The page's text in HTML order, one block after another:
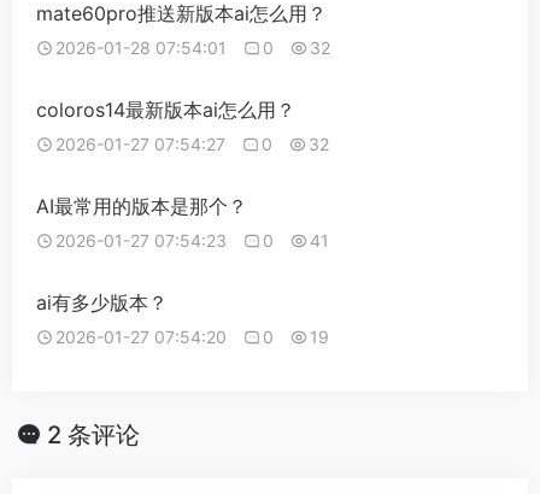
mate60pro推送新版本ai怎么用？
2026-01-28 07:54:01 0 32
coloros14最新版本ai怎么用？
2026-01-27 07:54:27 0 32
AI最常用的版本是那个？
2026-01-27 07:54:23 0 41
ai有多少版本？
2026-01-27 07:54:20 0 19
2 条评论